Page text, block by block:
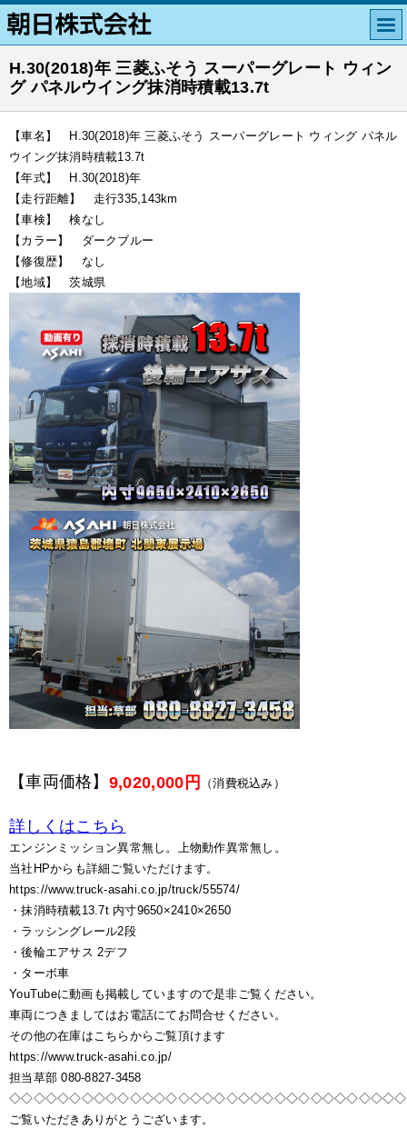
H.30(2018)年 三菱ふそう スーパーグレート ウィン
グ パネルウイング抹消時積載13.7t
【車名】 H.30(2018)年 三菱ふそう スーパーグレート ウィング パネル
ウイング抹消時積載13.7t
【年式】 H.30(2018)年
【走行距離】 走行335,143km
【車検】 検なし
【カラー】 ダークブルー
【修復歴】 なし
【地域】 茨城県
【車両価格】 9,020,000円 （消費税込み）
詳しくはこちら
エンジンミッション異常無し。上物動作異常無し。
当社HPからも詳細ご覧いただけます。
https://www.truck-asahi.co.jp/truck/55574/
・抹消時積載13.7t 内寸9650×2410×2650
・ラッシングレール2段
・後輪エアサス 2デフ
・ターボ車
YouTubeに動画も掲載していますので是非ご覧ください。
車両につきましてはお電話にてお問合せください。
その他の在庫はこちらからご覧頂けます
https://www.truck-asahi.co.jp/
担当草部 080-8827-3458
ご覧いただきありがとうございます。